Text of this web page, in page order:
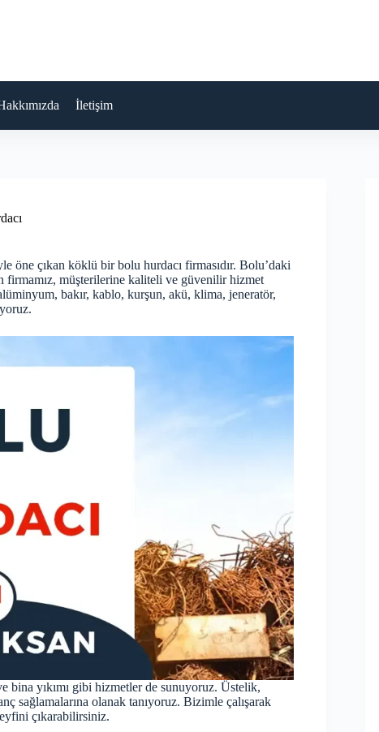
İletişim
öne çıkan köklü bir bolu hurdacı firmasıdır. Bolu’daki
firmamız, müşterilerine kaliteli ve güvenilir hizmet
bakır, kablo, kurşun, akü, klima, jeneratör,
bina yıkımı gibi hizmetler de sunuyoruz. Üstelik,
sağlamalarına olanak tanıyoruz. Bizimle çalışarak
çıkarabilirsiniz.